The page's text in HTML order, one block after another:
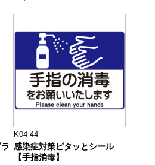
K04-44
感染症対策ピタッとシール
【手指消毒】